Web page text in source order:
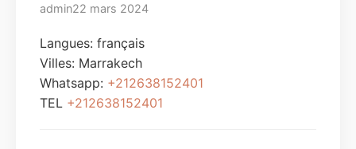
admin22 mars 2024
Langues: français
Villes: Marrakech
Whatsapp: +212638152401
TEL +212638152401